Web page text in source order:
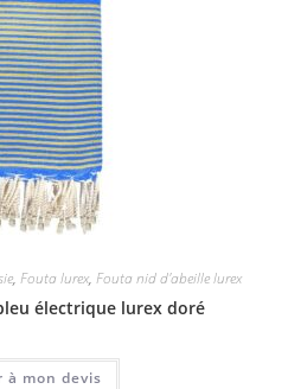
, Fouta lurex, Fouta nid d'abeille lurex
électrique lurex doré
à mon devis